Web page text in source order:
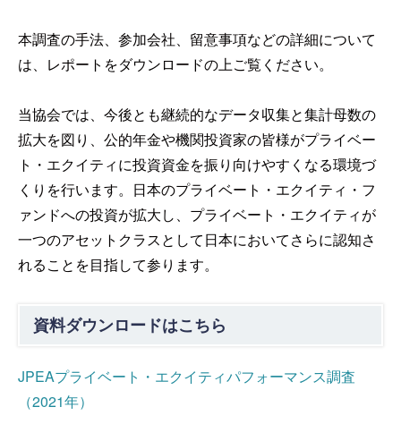
本調査の手法、参加会社、留意事項などの詳細について
は、レポートをダウンロードの上ご覧ください。
当協会では、今後とも継続的なデータ収集と集計母数の
拡大を図り、公的年金や機関投資家の皆様がプライベー
ト・エクイティに投資資金を振り向けやすくなる環境づ
くりを行います。日本のプライベート・エクイティ・フ
ァンドへの投資が拡大し、プライベート・エクイティが
一つのアセットクラスとして日本においてさらに認知さ
れることを目指して参ります。
資料ダウンロードはこちら
JPEAプライベート・エクイティパフォーマンス調査
（2021年）